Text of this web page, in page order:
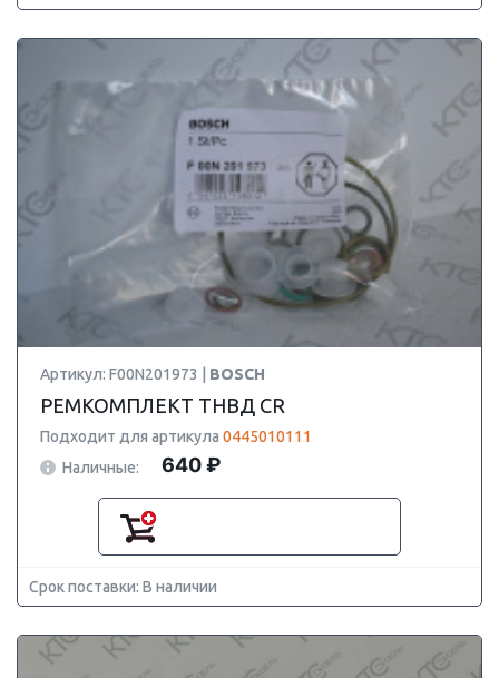
Артикул: F00N201973 | BOSCH
РЕМКОМПЛЕКТ ТНВД CR
Подходит для артикула 0445010111
Наличные:
640 ₽
Срок поставки: В наличии